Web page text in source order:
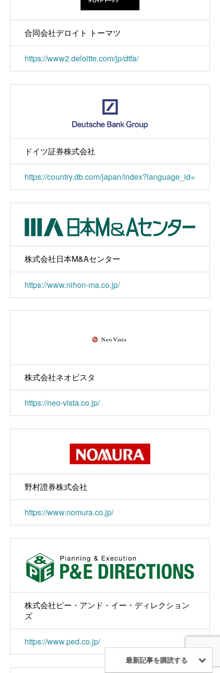
合同会社デロイト トーマツ
https://www2.deloitte.com/jp/dtfa/
ドイツ証券株式会社
https://country.db.com/japan/index?language_id=
株式会社日本M&Aセンター
https://www.nihon-ma.co.jp/
株式会社ネオビスタ
https://neo-vista.co.jp/
野村證券株式会社
https://www.nomura.co.jp/
株式会社ピー・アンド・イー・ディレクション
ズ
https://www.ped.co.jp/
最新記事を購読する